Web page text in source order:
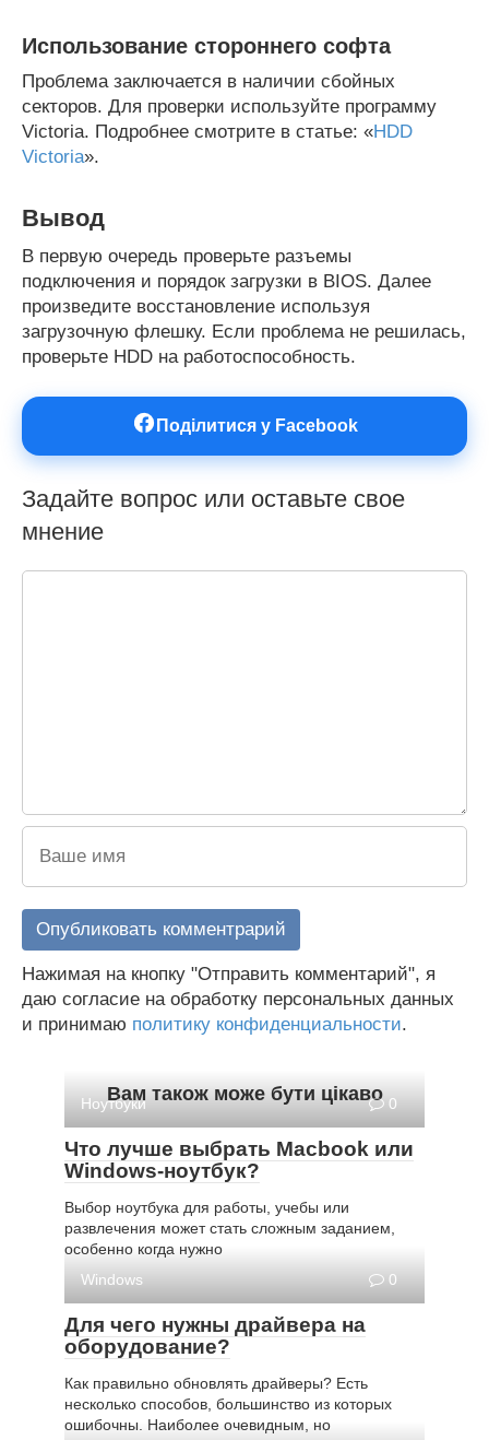
Использование стороннего софта
Проблема заключается в наличии сбойных
секторов. Для проверки используйте программу
Victoria. Подробнее смотрите в статье: «HDD
Victoria».
Вывод
В первую очередь проверьте разъемы
подключения и порядок загрузки в BIOS. Далее
произведите восстановление используя
загрузочную флешку. Если проблема не решилась,
проверьте HDD на работоспособность.
Поділитися у Facebook
Задайте вопрос или оставьте свое
мнение
Нажимая на кнопку "Отправить комментарий", я
даю согласие на обработку персональных данных
и принимаю политику конфиденциальности.
Вам також може бути цікаво
Ноутбуки 0
Что лучше выбрать Macbook или
Windows-ноутбук?
Выбор ноутбука для работы, учебы или
развлечения может стать сложным заданием,
особенно когда нужно
Windows
0
Для чего нужны драйвера на
оборудование?
Как правильно обновлять драйверы? Есть
несколько способов, большинство из которых
ошибочны. Наиболее очевидным, но